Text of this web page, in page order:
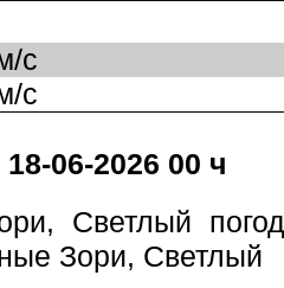
с
с
18-06-2026 00 ч
Светлый
Зори, Светлый